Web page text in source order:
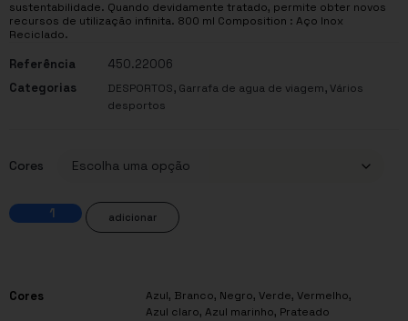
sustentabilidade. Quando devidamente tratado, permite obter novos
recursos de utilização infinita. 800 ml Composition : Aço Inox
Reciclado.
Referência
450.22006
Categorias
DESPORTOS, Garrafa de agua de viagem,Vários
desportos
Cores
adicionar
Cores Azul, Branco, Negro, Verde, Vermelho,
Azul claro, Azul marinho, Prateado